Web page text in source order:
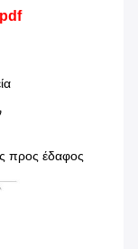
προς έδαφος